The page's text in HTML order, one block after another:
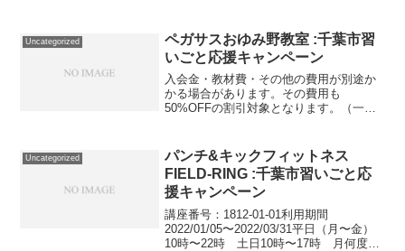
数学100分 英語45分 /小...
Uncategorized
ペガサスおゆみ野教室 :千葉市習
いごと応援キャンペーン
入会金・教材費・その他の費用が別途か
かる場合があります。その費用も
50%OFFの割引対象となります。（一部
01-01事業者提供価格20,900円▶10,450円
利用...
Uncategorized
パンチ&キックフィットネス
FIELD-RING :千葉市習いごと応
援キャンペーン
講座番号：1812-01-01利用期間
2022/01/05〜2022/03/31平日（月〜金）
10時〜22時 土日10時〜17時 月何度で